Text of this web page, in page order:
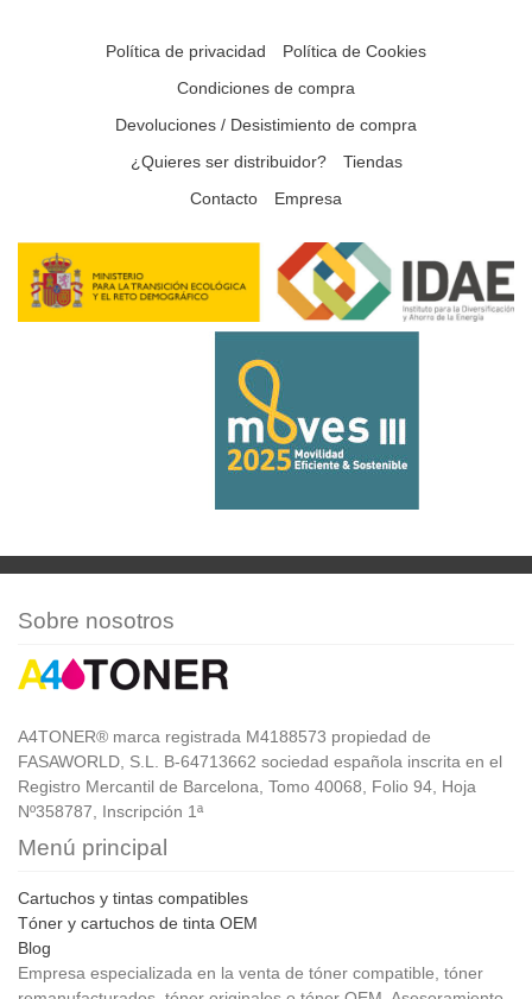
Política de privacidad
Política de Cookies
Condiciones de compra
Devoluciones / Desistimiento de compra
¿Quieres ser distribuidor?
Tiendas
Contacto
Empresa
Sobre nosotros
A4TONER® marca registrada M4188573 propiedad de
FASAWORLD, S.L. B-64713662 sociedad española inscrita en el
Registro Mercantil de Barcelona, Tomo 40068, Folio 94, Hoja
Nº358787, Inscripción 1ª
Menú principal
Cartuchos y tintas compatibles
Tóner y cartuchos de tinta OEM
Blog
Empresa especializada en la venta de tóner compatible, tóner